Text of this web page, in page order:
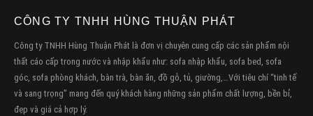
CÔNG TY TNHH HÙNG THUẬN PHÁT
Công ty TNHH Hùng Thuận Phát là đơn vị chuyên cung cấp các sản phẩm nội
thất cáo cấp trong nước và nhập khẩu như: sofa nhập khẩu, sofa bed, sofa
góc, sofa phòng khách, bàn trà, bàn ăn, đồ gỗ, tủ, giường,…Với tiêu chí “tinh tế
và sang trọng” mang đến quý khách hàng những sản phẩm chất lượng, bền bỉ,
đẹp và giá cả hợp lý.